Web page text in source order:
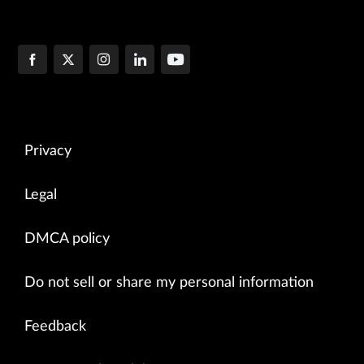
Privacy
Legal
DMCA policy
Do not sell or share my personal information
Feedback